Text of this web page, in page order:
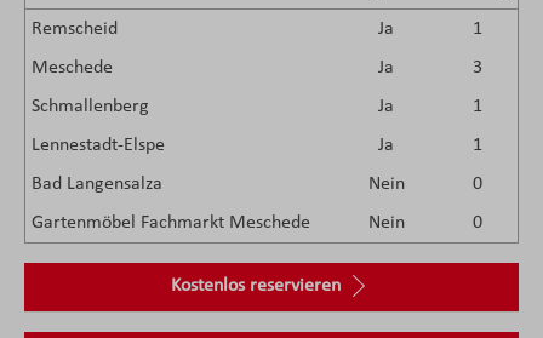
Remscheid Ja
1
Meschede
Ja
3
Schmallenberg
Ja
1
Lennestadt-Elspe
Ja
1
Bad Langensalza
Nein
0
Gartenmöbel Fachmarkt Meschede
Nein 0
Kostenlos reservieren